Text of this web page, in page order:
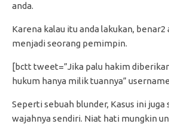
anda.
Karena kalau itu anda lakukan, benar2
menjadi seorang pemimpin.
[bctt tweet=”Jika palu hakim
hukum hanya milik tuannya”
Seperti sebuah blunder, Kasus ini
wajahnya sendiri. Niat hati mungkin